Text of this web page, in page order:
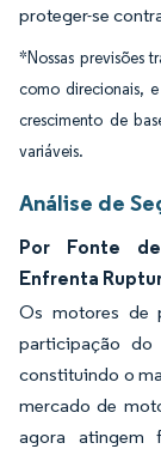
proteger-se
*Nossas previsões
como direcionais,
crescimento de
variáveis.
Análise de
Por Fonte
Enfrenta
Os motores de
participação
constituindo o
mercado de
agora atingem